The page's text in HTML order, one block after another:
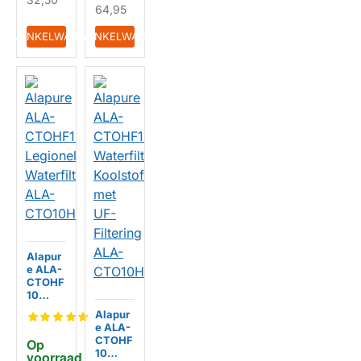
IN WINKELWAGEN
64,95
IN WINKELWAGEN
Op
Alapur
e ALA-
CTOHF
10
ella
lter
Alapur
e ALA-
CTOHF
10